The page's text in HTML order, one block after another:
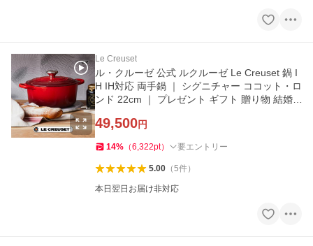
Le Creuset
ル・クルーゼ 公式 ルクルーゼ Le Creuset 鍋 I
H IH対応 両手鍋 ｜ シグニチャー ココット・ロ
ンド 22cm ｜ プレゼント ギフト 贈り物 結婚
49,500円
14% （6,322pt） 要エントリー
5.00（5件）
本日翌日お届け非対応